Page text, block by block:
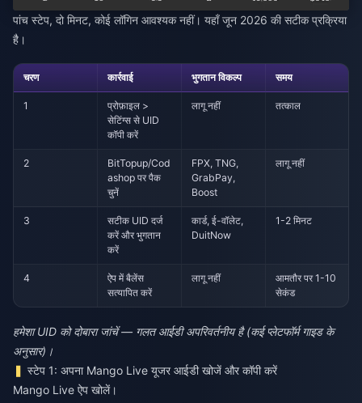
पांच स्टेप, दो मिनट, कोई लॉगिन आवश्यक नहीं। यहाँ जून 2026 की सटीक प्रक्रिया
है।
चरण कार्रवाई भुगतान विकल्प समय
1
प्रोफ़ाइल >
सेटिंग्स से UID
कॉपी करें
लागू नहीं तत्काल
2
BitTopup/Cod
ashop पर पैक
चुनें
FPX, TNG,
GrabPay,
Boost
लागू नहीं
3
सटीक UID दर्ज
करें और भुगतान
करें
कार्ड, ई-वॉलेट,
DuitNow
1-2 मिनट
4
ऐप में बैलेंस
सत्यापित करें
लागू नहीं
आमतौर पर 1-10
सेकंड
हमेशा UID को दोबारा जांचें — गलत आईडी अपरिवर्तनीय है (कई प्लेटफॉर्म गाइड के
अनुसार)।
स्टेप 1: अपना Mango Live यूजर आईडी खोजें और कॉपी करें
Mango Live ऐप खोलें।